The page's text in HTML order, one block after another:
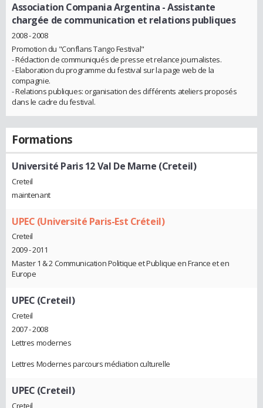
Association Compania Argentina - Assistante
chargée de communication et relations publiques
2008 - 2008
Promotion du "Conflans Tango Festival"
- Rédaction de communiqués de presse et relance journalistes.
- Elaboration du programme du festival sur la page web de la
compagnie.
- Relations publiques: organisation des différents ateliers proposés
dans le cadre du festival.
Formations
Université Paris 12 Val De Marne (Creteil)
Creteil
maintenant
UPEC (Université Paris-Est Créteil)
Creteil
2009 - 2011
Master 1 & 2 Communication Politique et Publique en France et en
Europe
UPEC (Creteil)
Creteil
2007 - 2008
Lettres modernes
Lettres Modernes parcours médiation culturelle
UPEC (Creteil)
Creteil